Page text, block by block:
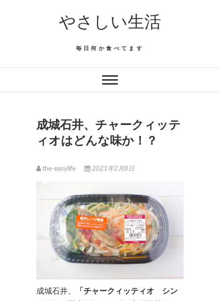
やさしい生活
毎日何か食べてます
成城石井、チャークィッテ
ィオはどんな味か！？
the-easylife 2021年2月8日
成城石井、
「チャークィッティオ シン